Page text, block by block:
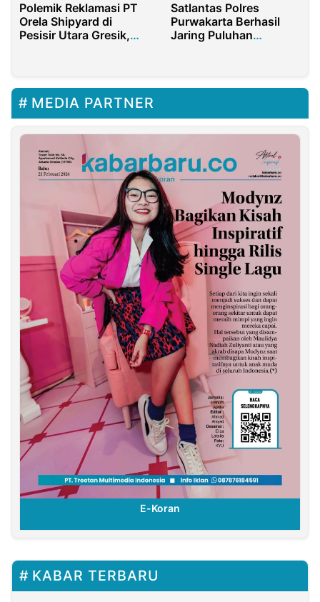
Polemik Reklamasi PT
Orela Shipyard di
Pesisir Utara Gresik,
Satlantas Polres
Purwakarta Berhasil
Jaring Puluhan
MEDIA PARTNER
E-Koran
KABAR TERBARU